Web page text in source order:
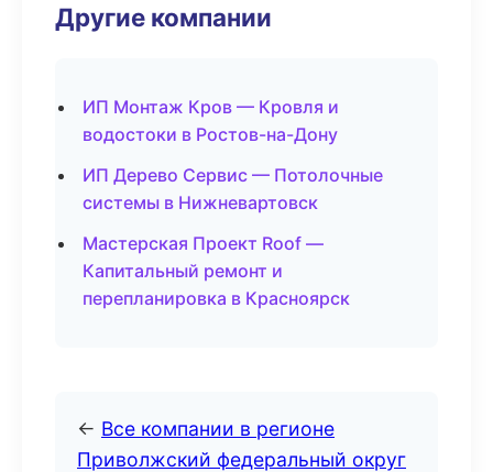
Другие компании
ИП Монтаж Кров — Кровля и
водостоки в Ростов-на-Дону
ИП Дерево Сервис — Потолочные
системы в Нижневартовск
Мастерская Проект Roof —
Капитальный ремонт и
перепланировка в Красноярск
← Все компании в регионе
Приволжский федеральный округ